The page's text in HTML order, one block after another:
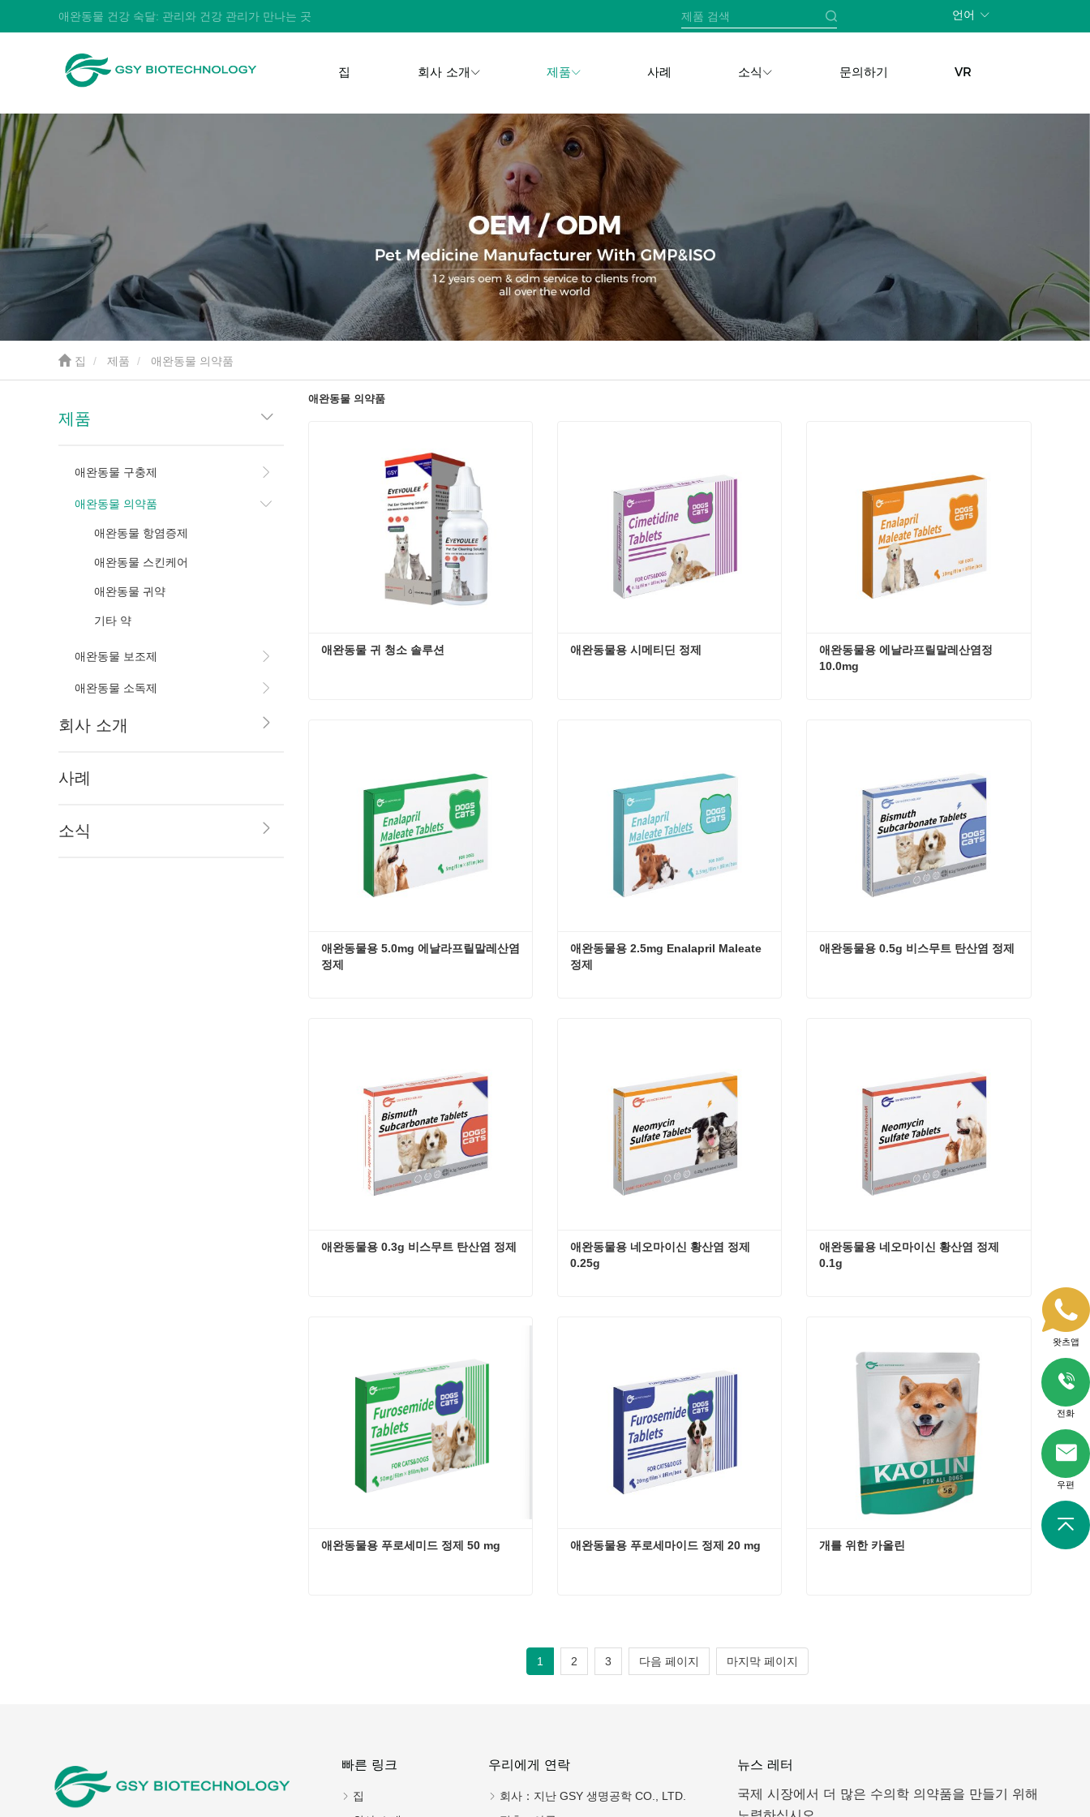
애완동물 건강 숙달: 관리와 건강 관리가 만나는 곳 언어
집 회사 소개 제품 사례 소식 문의하기 VR
집 제품 애완동물 의약품
제품
애완동물 구충제
애완동물 의약품
애완동물 항염증제
애완동물 스킨케어
애완동물 귀약
기타 약
애완동물 보조제
애완동물 소독제
회사 소개
사례
소식
애완동물 의약품
애완동물 귀 청소 솔루션 애완동물용 시메티딘 정제
애완동물용 에날라프릴말레산염정
10.0mg
애완동물용 5.0mg 에날라프릴말레산염
정제
애완동물용 2.5mg Enalapril Maleate
정제
애완동물용 0.5g 비스무트 탄산염 정제
애완동물용 0.3g 비스무트 탄산염 정제
애완동물용 네오마이신 황산염 정제
0.25g
애완동물용 네오마이신 황산염 정제
0.1g
애완동물용 푸로세미드 정제 50 mg 애완동물용 푸로세마이드 정제 20 mg 개를 위한 카올린
1
2 3 다음 페이지 마지막 페이지
빠른 링크
집
우리에게 연락
회사： 지난 GSY 생명공학 CO., LTD.
뉴스 레터
국제 시장에서 더 많은 수의학 의약품을 만들기 위해
왓츠앱
전화
우편